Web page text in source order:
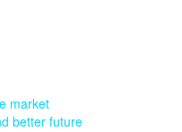
market
better future